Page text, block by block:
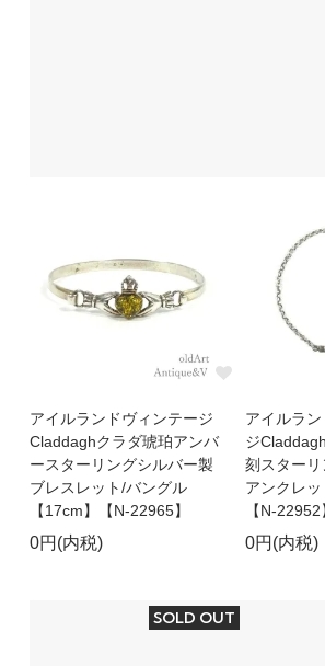
アイルランドヴィンテージ
Claddaghクラダ琥珀アンバ
ースターリングシルバー製
ブレスレット/バングル
【17cm】【N-22965】
0円(内税)
アイルラ
ジ
刻スター
アンクレ
【N-22952
0円(内税)
SOLD OUT